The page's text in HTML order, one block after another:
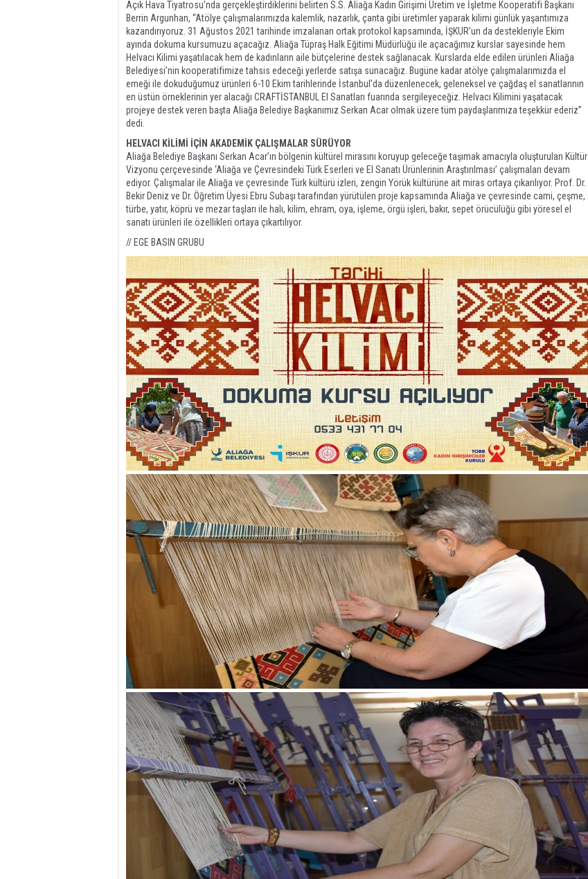
Açık Hava Tiyatrosu’nda gerçekleştirdiklerini belirten S.S. Aliağa Kadın Girişimi Üretim ve İşletme Kooperatifi Başkanı
Berrin Argunhan, “Atölye çalışmalarımızda kalemlik, nazarlık, çanta gibi üretimler yaparak kilimi günlük yaşantımıza
kazandırıyoruz. 31 Ağustos 2021 tarihinde imzalanan ortak protokol kapsamında, İŞKUR’un da destekleriyle Ekim
ayında dokuma kursumuzu açacağız. Aliağa Tüpraş Halk Eğitimi Müdürlüğü ile açacağımız kurslar sayesinde hem
Helvacı Kilimi yaşatılacak hem de kadınların aile bütçelerine destek sağlanacak. Kurslarda elde edilen ürünleri Aliağa
Belediyesi’nin kooperatifimize tahsis edeceği yerlerde satışa sunacağız. Bugüne kadar atölye çalışmalarımızda el
emeği ile dokuduğumuz ürünleri 6-10 Ekim tarihlerinde İstanbul’da düzenlenecek, geleneksel ve çağdaş el sanatlarının
en üstün örneklerinin yer alacağı CRAFTİSTANBUL El Sanatları fuarında sergileyeceğiz. Helvacı Kilimini yaşatacak
projeye destek veren başta Aliağa Belediye Başkanımız Serkan Acar olmak üzere tüm paydaşlarımıza teşekkür ederiz”
dedi.
HELVACI KİLİMİ İÇİN AKADEMİK ÇALIŞMALAR SÜRÜYOR
Aliağa Belediye Başkanı Serkan Acar’ın bölgenin kültürel mirasını koruyup geleceğe taşımak amacıyla oluşturulan Kültür
Vizyonu çerçevesinde ‘Aliağa ve Çevresindeki Türk Eserleri ve El Sanatı Ürünlerinin Araştırılması’ çalışmaları devam
ediyor. Çalışmalar ile Aliağa ve çevresinde Türk kültürü izleri, zengin Yörük kültürüne ait miras ortaya çıkarılıyor. Prof. Dr.
Bekir Deniz ve Dr. Öğretim Üyesi Ebru Subaşı tarafından yürütülen proje kapsamında Aliağa ve çevresinde cami, çeşme,
türbe, yatır, köprü ve mezar taşları ile halı, kilim, ehram, oya, işleme, örgü işleri, bakır, sepet örücülüğü gibi yöresel el
sanatı ürünleri ile özellikleri ortaya çıkartılıyor.
// EGE BASIN GRUBU